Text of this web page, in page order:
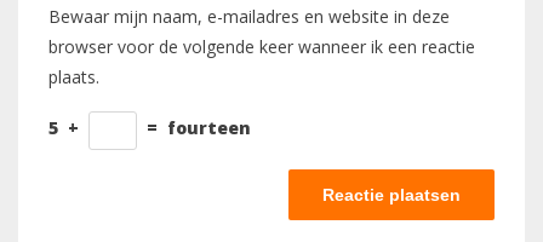
Bewaar mijn naam, e-mailadres en website in deze
browser voor de volgende keer wanneer ik een reactie
plaats.
5 + = fourteen